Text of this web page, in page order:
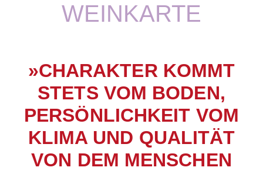
WEINKARTE
»CHARAKTER KOMMT
STETS VOM BODEN,
PERSÖNLICHKEIT VOM
KLIMA UND QUALITÄT
VON DEM MENSCHEN